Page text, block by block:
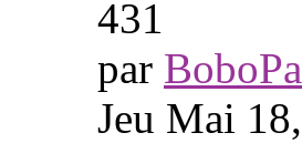
431
par
Jeu Mai